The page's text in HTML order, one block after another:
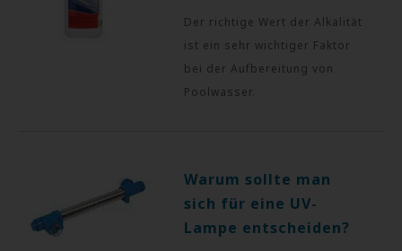
Der richtige Wert der Alkalität
ist ein sehr wichtiger Faktor
bei der Aufbereitung von
Poolwasser.
Warum sollte man
sich für eine UV-
Lampe entscheiden?